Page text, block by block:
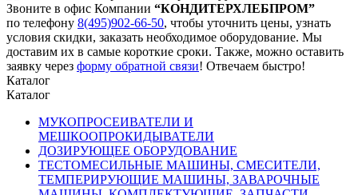
Звоните в офис Компании “КОНДИТЕРХЛЕБПРОМ”
по телефону 8(495)902-66-50, чтобы уточнить цены, узнать
условия скидки, заказать необходимое оборудование. Мы
доставим их в самые короткие сроки. Также, можно оставить
заявку через форму обратной связи! Отвечаем быстро!
Каталог
Каталог
МУКОПРОСЕИВАТЕЛИ И
МЕШКООПРОКИДЫВАТЕЛИ
ДОЗИРУЮЩЕЕ ОБОРУДОВАНИЕ
ТЕСТОМЕСИЛЬНЫЕ МАШИНЫ, СМЕСИТЕЛИ,
ТЕМПЕРИРУЮЩИЕ МАШИНЫ, ЗАВАРОЧНЫЕ